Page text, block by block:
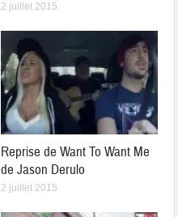
2 juillet 2015
Reprise de Want To Want Me
de Jason Derulo
2 juillet 2015